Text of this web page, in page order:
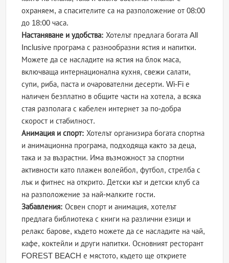
охраняем, а спасителите са на разположение от 08:00
до 18:00 часа.
Настаняване и удобства: Хотелът предлага богата All
Inclusive програма с разнообразни ястия и напитки.
Можете да се насладите на ястия на блок маса,
включваща интернационална кухня, свежи салати,
супи, риба, паста и очарователни десерти. Wi-Fi е
наличен безплатно в общите части на хотела, а всяка
стая разполага с кабелен интернет за по-добра
скорост и стабилност.
Анимация и спорт: Хотелът организира богата спортна
и анимационна програма, подходяща както за деца,
така и за възрастни. Има възможност за спортни
активности като плажен волейбол, футбол, стрелба с
лък и фитнес на открито. Детски кът и детски клуб са
на разположение за най-малките гости.
Забавления: Освен спорт и анимация, хотелът
предлага библиотека с книги на различни езици и
релакс барове, където можете да се насладите на чай,
кафе, коктейли и други напитки. Основният ресторант
FOREST BEACH е мястото, където ще откриете